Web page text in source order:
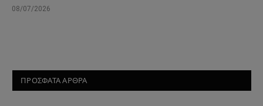
08/07/2026
ΠΡΟΣΦΑΤΑ ΑΡΘΡΑ